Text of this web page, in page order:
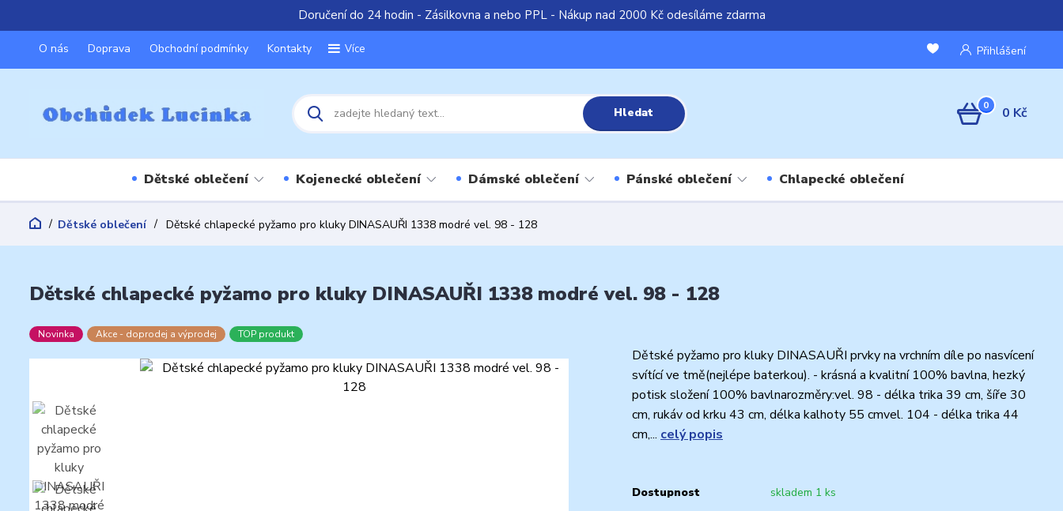
Doručení do 24 hodin - Zásilkovna a nebo PPL - Nákup nad 2000 Kč odesíláme zdarma
O nás Doprava Obchodní podmínky Kontakty Více Přihlášení
Hledat 0 0 Kč
Dětské oblečení Kojenecké oblečení Dámské oblečení Pánské oblečení Chlapecké oblečení
Dětské oblečení Dětské chlapecké pyžamo pro kluky DINASAUŘI 1338 modré vel. 98 - 128
Dětské chlapecké pyžamo pro kluky DINASAUŘI 1338 modré vel. 98 - 128
Novinka Akce - doprodej a výprodej TOP produkt
Dětské pyžamo pro kluky DINASAUŘI prvky na vrchním díle po nasvícení
svítící ve tmě(nejlépe baterkou). - krásná a kvalitní 100% bavlna, hezký
potisk složení 100% bavlnarozměry:vel. 98 - délka trika 39 cm, šíře 30
cm, rukáv od krku 43 cm, délka kalhoty 55 cmvel. 104 - délka trika 44
cm,... celý popis
Dostupnost
skladem 1 ks